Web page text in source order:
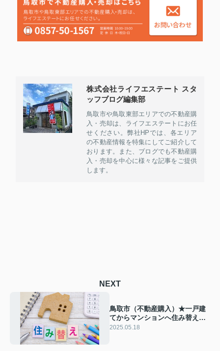
株式会社ライフエステート スタ
ッフブログ編集部
鳥取市や鳥取東部エリアでの不動産購
入・売却は、ライフエステートにお任
せください。弊社HPでは、各エリア
の不動産情報を特集にしてご紹介して
おります。また、ブログでも不動産購
入・売却を中心に様々な記事をご提供
します。
NEXT
鳥取市（不動産購入）★一戸建
てからマンションへ住み替える
メリットとは？注意点や選び方
2025.05.18